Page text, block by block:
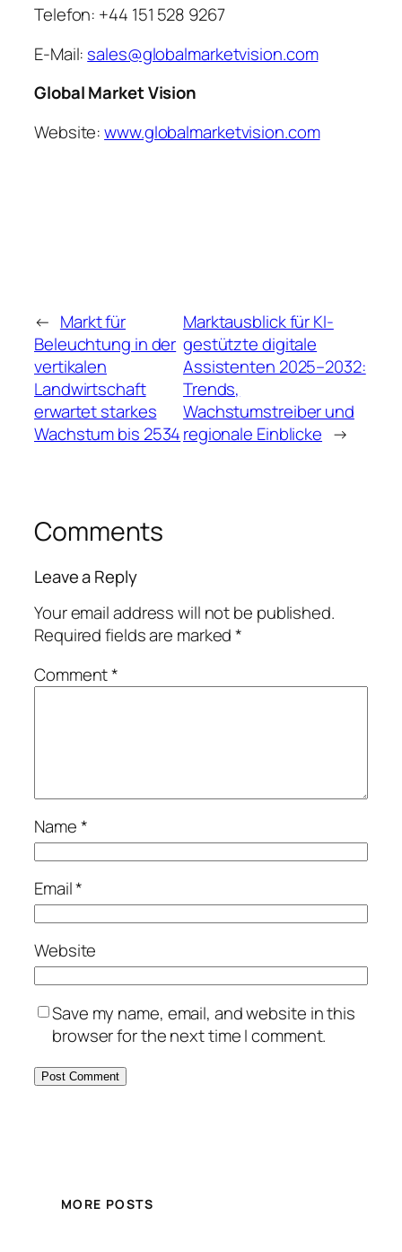
Telefon: +44 151 528 9267
E-Mail: sales@globalmarketvision.com
Global Market Vision
Website:www.globalmarketvision.com
← Markt für
Beleuchtung in der
vertikalen
Landwirtschaft
erwartet starkes
Wachstum bis 2534
Marktausblick für KI-
gestützte digitale
Assistenten 2025–2032:
Trends,
Wachstumstreiber und
regionale Einblicke →
Comments
Leave a Reply
Your email address will not be published.
Required fields are marked*
Comment*
Name*
Email*
Website
Save my name, email, and website in this
browser for the next time I comment.
MORE POSTS